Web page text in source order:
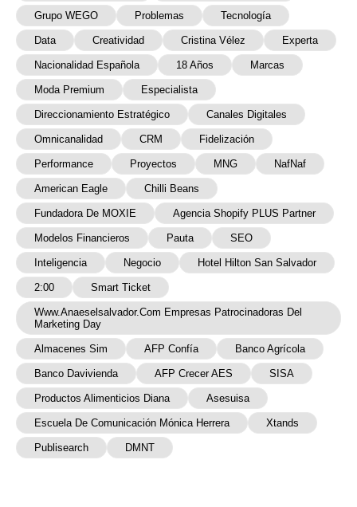
Grupo WEGO Problemas Tecnología
Data Creatividad Cristina Vélez Experta
Nacionalidad Española 18 Años Marcas
Moda Premium Especialista
Direccionamiento Estratégico Canales Digitales
Omnicanalidad CRM Fidelización
Performance Proyectos MNG NafNaf
American Eagle Chilli Beans
Fundadora De MOXIE Agencia Shopify PLUS Partner
Modelos Financieros Pauta SEO
Inteligencia Negocio Hotel Hilton San Salvador
2:00 Smart Ticket
Www.anaeselsalvador.com Empresas Patrocinadoras Del
Marketing Day
Almacenes Sim AFP Confía Banco Agrícola
Banco Davivienda AFP Crecer AES SISA
Productos Alimenticios Diana Asesuisa
Escuela De Comunicación Mónica Herrera Xtands
Publisearch DMNT